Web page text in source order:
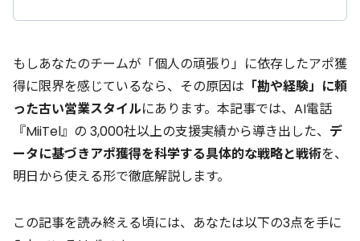
もしあなたのチームが「個人の頑張り」に依存したアポ獲
得に限界を感じているなら、その原因は 「勘や経験」に頼
った古い営業スタイルにあります。本記事では、AI電話
『MiiTel』の 3,000社以上の支援実績から導き出した、 デ
ータに基づきアポ獲得を科学する具体的な戦略と戦術を、
明日から使える形で徹底解説します。
この記事を読み終える頃には、あなたは以下の3点を手に